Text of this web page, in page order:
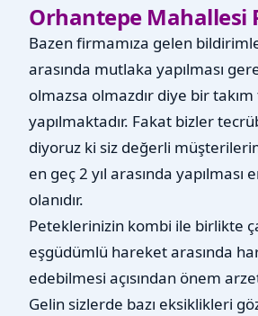
Orhantepe Mahallesi
Bazen firmamıza gelen
arasında mutlaka yapılması
olmazsa olmazdır diye bir takım
yapılmaktadır. Fakat bizler
diyoruz ki siz değerli
en geç 2 yıl arasında yapılması
olanıdır.
Peteklerinizin kombi ile birlikte
eşgüdümlü hareket arasında
edebilmesi açısından önem
Gelin sizlerde bazı eksiklikleri